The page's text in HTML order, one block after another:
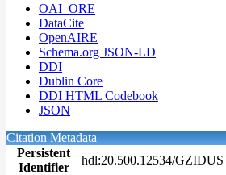
OAI_ORE
DataCite
OpenAIRE
Schema.org JSON-LD
DDI
Dublin Core
DDI HTML Codebook
JSON
Citation Metadata
Persistent
Identifier
hdl:20.500.12534/GZIDUS